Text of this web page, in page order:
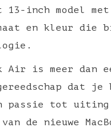
13-inch model
en kleur die
Air is meer
dat
tot uiting
de nieuwe